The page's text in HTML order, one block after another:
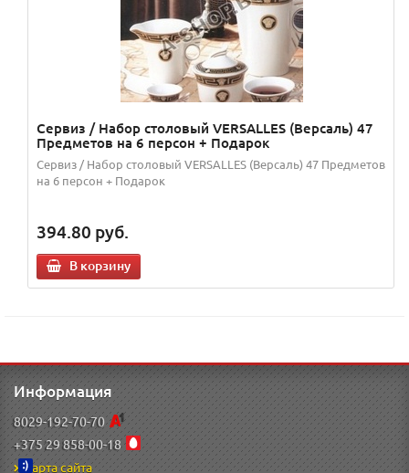
Сервиз / Набор столовый VERSALLES (Версаль) 47
Предметов на 6 персон + Подарок
Сервиз / Набор столовый VERSALLES (Версаль) 47 Предметов
на 6 персон + Подарок
394.80 руб.
В корзину
Информация
8029-192-70-70
+375 29 858-00-18
Карта сайта